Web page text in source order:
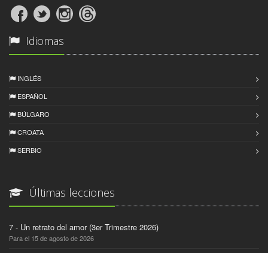
Idiomas
INGLÉS
ESPAÑOL
BÚLGARO
CROATA
SERBIO
Últimas lecciones
7 - Un retrato del amor (3er Trimestre 2026)
Para el 15 de agosto de 2026